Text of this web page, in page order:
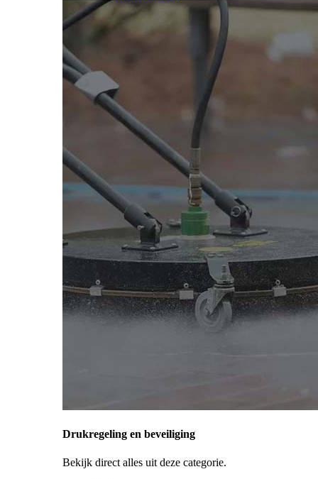
Drukregeling en beveiliging
Bekijk direct alles uit deze categorie.